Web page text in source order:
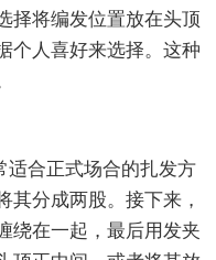
择将编发位置放在头顶
个人喜好来选择。这种
适合正式场合的扎发方
其分成两股。接下来，
绕在一起，最后用发夹